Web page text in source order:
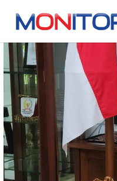
Tag: Milad MUI